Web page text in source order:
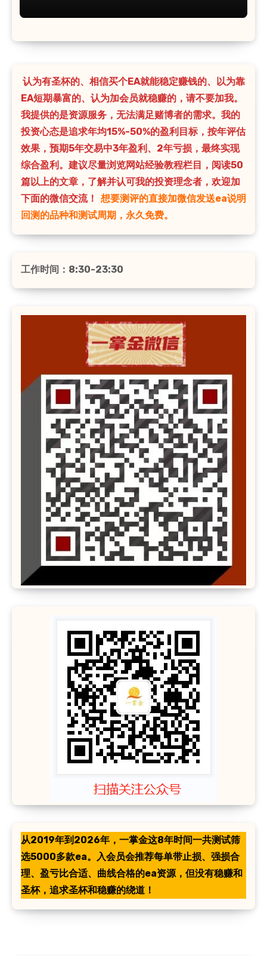
认为有圣杯的、相信买个EA就能稳定赚钱的、以为靠
EA短期暴富的、认为加会员就稳赚的，请不要加我。
我提供的是资源服务，无法满足赌博者的需求。我的
投资心态是追求年均15%-50%的盈利目标，按年评估
效果，预期5年交易中3年盈利、2年亏损，最终实现
综合盈利。建议尽量浏览网站经验教程栏目，阅读50
篇以上的文章，了解并认可我的投资理念者，欢迎加
下面的微信交流！
想要测评的直接加微信发送ea说明
回测的品种和测试周期，永久免费。
工作时间：8:30-23:30
从2019年到2026年，一掌金这8年时间一共测试筛
选5000多款ea。入会员会推荐每单带止损、强损合
理、盈亏比合适、曲线合格的ea资源，但没有稳赚和
圣杯，追求圣杯和稳赚的绕道！